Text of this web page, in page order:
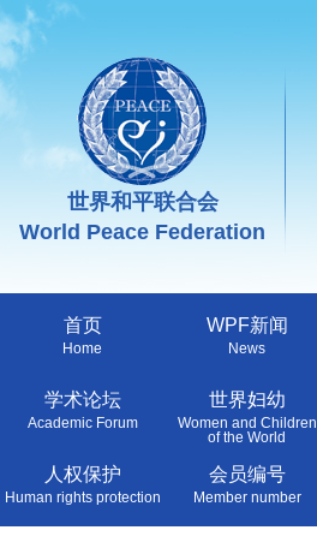
世界和平联合会
World Peace Federation
首页
Home
WPF新闻
News
学术论坛
Academic Forum
世界妇幼
Women and Children
of the World
人权保护
Human rights protection
会员编号
Member number